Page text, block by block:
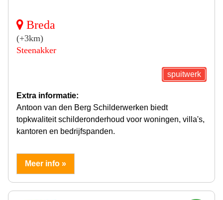
Breda
(+3km)
Steenakker
spuitwerk
Extra informatie:
Antoon van den Berg Schilderwerken biedt
topkwaliteit schilderonderhoud voor woningen, villa's,
kantoren en bedrijfspanden.
Meer info »